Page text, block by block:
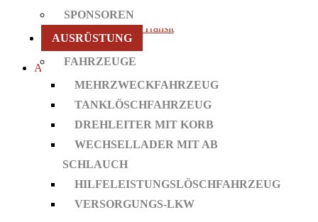
SPONSOREN
AUSRÜSTUNG
FAHRZEUGE
MEHRZWECKFAHRZEUG
TANKLÖSCHFAHRZEUG
DREHLEITER MIT KORB
WECHSELLADER MIT AB
SCHLAUCH
HILFELEISTUNGSLÖSCHFAHRZEUG
VERSORGUNGS-LKW
TLF16 Molly
Ford Transit
Ausrüstung
Fahrzeuge
Mehrzweckfahrzeug
Tanklöschfahrzeug
Drehleiter mit Korb
Wechsellader mit AB Schlauch
Hilfeleistungslöschfahrzeug
Versorgungs-LKW